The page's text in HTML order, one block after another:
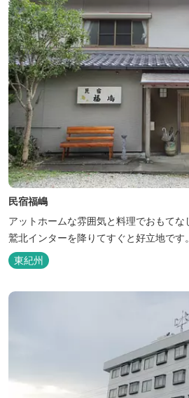
民宿福嶋
アットホームな雰囲気と料理でおもて
鷲北インターを降りてすぐと好立地です。
東紀州